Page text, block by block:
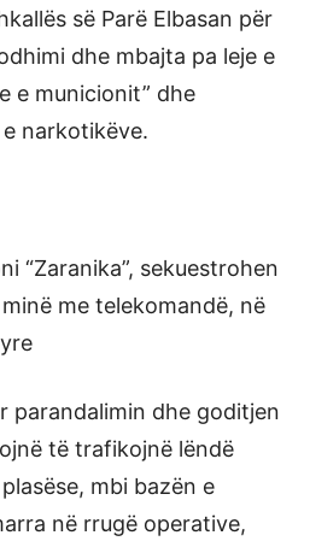
së Parë Elbasan për
dhe mbajta pa leje e
e municionit” dhe
narkotikëve.
“Zaranika”, sekuestrohen
me telekomandë, në
parandalimin dhe goditjen
të trafikojnë lëndë
mbi bazën e
në rrugë operative,